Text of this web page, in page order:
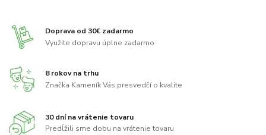
Doprava od 30€ zadarmo
Využite dopravu úplne zadarmo
8 rokov na trhu
Značka Kameník Vás presvedčí o kvalite
30 dní na vrátenie tovaru
Predĺžili sme dobu na vrátenie tovaru